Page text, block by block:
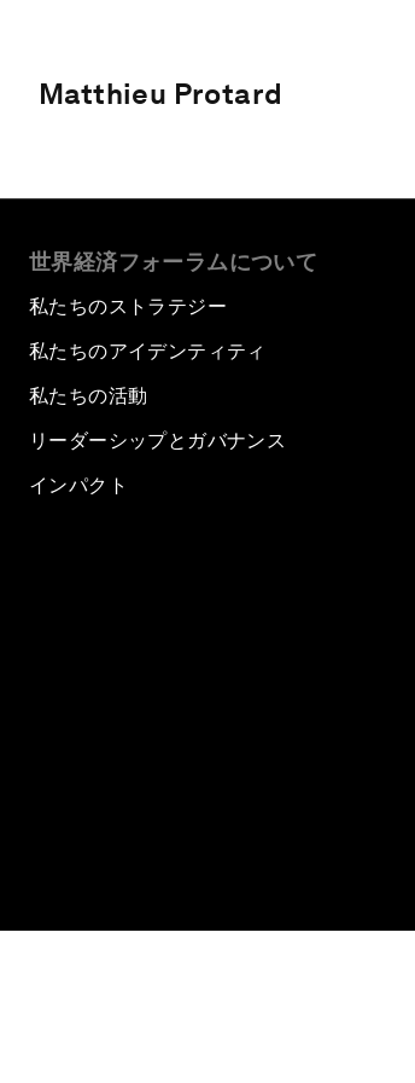
Matthieu Protard
世界経済フォーラムについて
私たちのストラテジー
私たちのアイデンティティ
私たちの活動
リーダーシップとガバナンス
インパクト